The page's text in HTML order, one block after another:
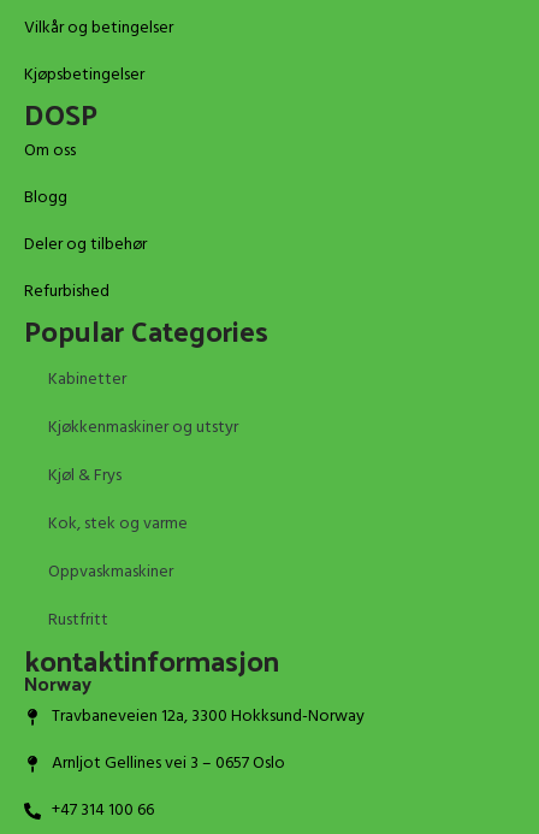
Vilkår og betingelser
Kjøpsbetingelser
DOSP
Om oss
Blogg
Deler og tilbehør
Refurbished
Popular Categories
Kabinetter
Kjøkkenmaskiner og utstyr
Kjøl & Frys
Kok, stek og varme
Oppvaskmaskiner
Rustfritt
kontaktinformasjon
Norway
Travbaneveien 12a, 3300 Hokksund-Norway
Arnljot Gellines vei 3 – 0657 Oslo
+47 314 100 66